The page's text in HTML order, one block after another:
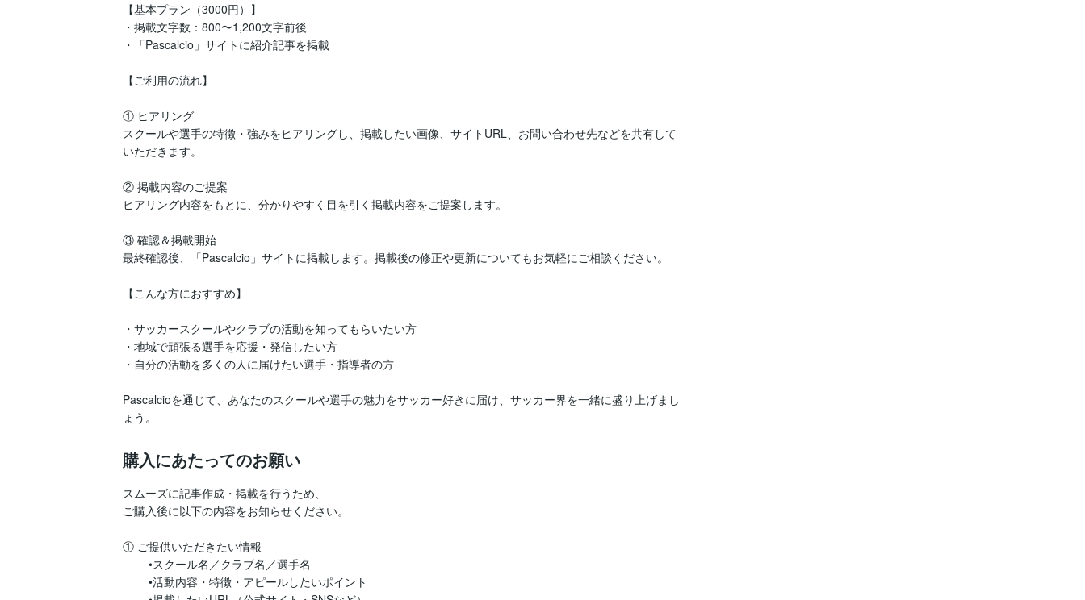
【基本プラン（3000円）】
・掲載文字数：800〜1,200文字前後
・「Pascalcio」サイトに紹介記事を掲載
【ご利用の流れ】
① ヒアリング
スクールや選手の特徴・強みをヒアリングし、掲載したい画像、サイトURL、お問い合わせ先などを共有して
いただきます。
② 掲載内容のご提案
ヒアリング内容をもとに、分かりやすく目を引く掲載内容をご提案します。
③ 確認＆掲載開始
最終確認後、「Pascalcio」サイトに掲載します。掲載後の修正や更新についてもお気軽にご相談ください。
【こんな方におすすめ】
・サッカースクールやクラブの活動を知ってもらいたい方
・地域で頑張る選手を応援・発信したい方
・自分の活動を多くの人に届けたい選手・指導者の方
Pascalcioを通じて、あなたのスクールや選手の魅力をサッカー好きに届け、サッカー界を一緒に盛り上げまし
ょう。
購入にあたってのお願い
スムーズに記事作成・掲載を行うため、
ご購入後に以下の内容をお知らせください。
① ご提供いただきたい情報